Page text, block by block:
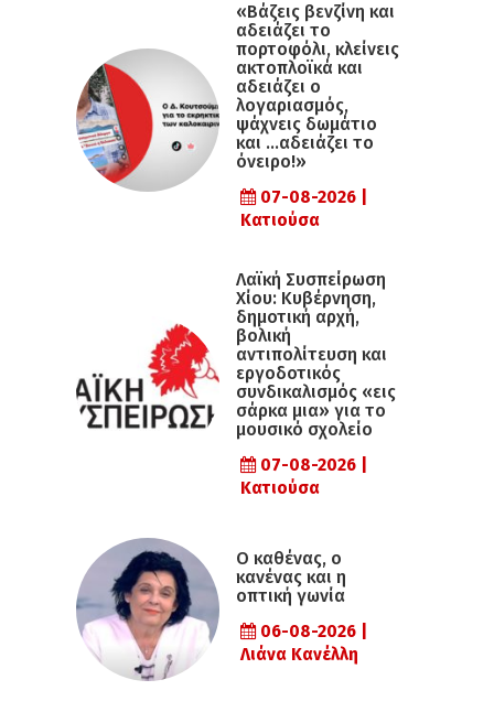
«Βάζεις βενζίνη και
αδειάζει το
πορτοφόλι, κλείνεις
ακτοπλοϊκά και
αδειάζει ο
λογαριασμός,
ψάχνεις δωμάτιο
και …αδειάζει το
όνειρο!»
07-08-2026 |
Κατιούσα
Λαϊκή Συσπείρωση
Χίου: Κυβέρνηση,
δημοτική αρχή,
βολική
αντιπολίτευση και
εργοδοτικός
συνδικαλισμός «εις
σάρκα μια» για το
μουσικό σχολείο
07-08-2026 |
Κατιούσα
Ο καθένας, ο
κανένας και η
οπτική γωνία
06-08-2026 |
Λιάνα Κανέλλη